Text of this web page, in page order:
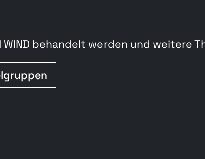
WIND behandelt werden und weitere